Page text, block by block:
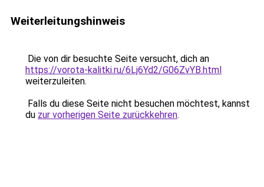
Weiterleitungshinweis
Die von dir besuchte Seite versucht, dich an
https://vorota-kalitki.ru/6Lj6Yd2/G06ZvYB.html
weiterzuleiten.
Falls du diese Seite nicht besuchen möchtest, kannst
du zur vorherigen Seite zurückkehren.